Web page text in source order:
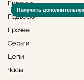
Пирсинг
Подвески
Прочее
Серьги
Цепи
Часы
Получить